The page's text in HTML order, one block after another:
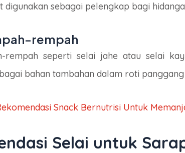
digunakan sebagai pelengkap bagi
rempah
rempah seperti selai jahe atau selai
bahan tambahan dalam roti
Snack Bernutrisi Untuk
Selai untuk